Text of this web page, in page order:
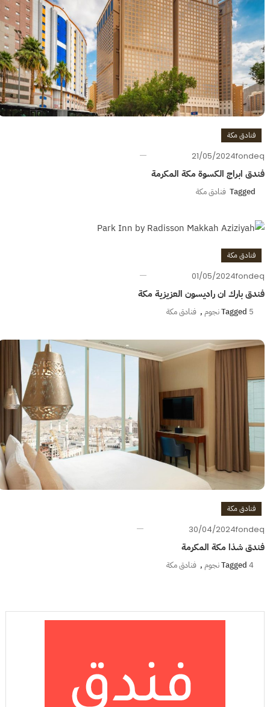
فنادق مكة
21/05/2024fondeq
فندق ابراج الكسوة مكة المكرمة
Tagged فنادق مكة
فنادق مكة
01/05/2024fondeq
فندق بارك ان راديسون العزيزية مكة
Tagged 5 نجوم , فنادق مكة
فنادق مكة
30/04/2024fondeq
فندق شذا مكة المكرمة
Tagged 4 نجوم , فنادق مكة